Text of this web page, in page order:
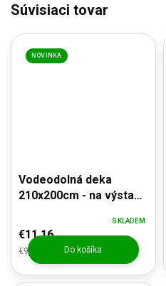
Súvisiaci tovar
NOVINKA
Vodeodolná deka
210x200cm - na výstavy,
€9,22 bez DPH
€11,16
SKLADEM
Do košíka